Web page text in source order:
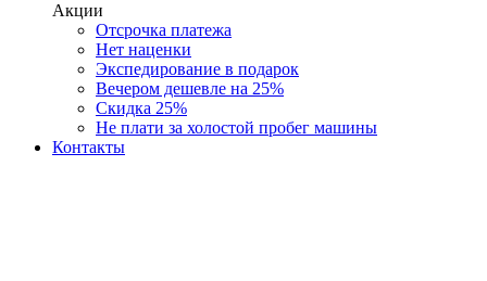
Акции
Отсрочка платежа
Нет наценки
Экспедирование в подарок
Вечером дешевле на 25%
Скидка 25%
Не плати за холостой пробег машины
Контакты